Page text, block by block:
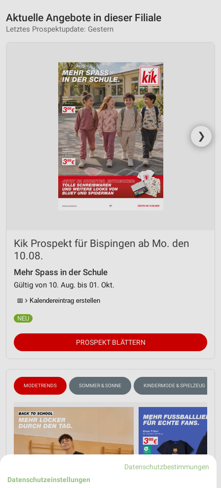
Aktuelle Angebote in dieser Filiale
Letztes Prospektupdate: Gestern
❯
Kik Prospekt für Bispingen ab Mo. den
10.08.
Mehr Spass in der Schule
Gültig von 10. Aug. bis 01. Okt.
📅 Kalendereintrag erstellen
PROSPEKT BLÄTTERN
MODETRENDS SOMMER & SONNE KINDERMODE & SPIELZEUG
Datenschutzbestimmungen
Datenschutzeinstellungen